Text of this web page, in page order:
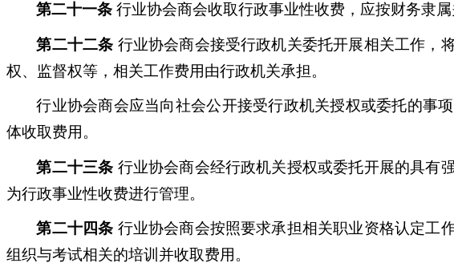
第二十一条 行业协会商会收取行政事业性收费，应按财务隶
第二十二条 行业协会商会接受行政机关委托开展相关工作，
权、监督权等，相关工作费用由行政机关承担。
行业协会商会应当向社会公开接受行政机关授权或委托的事
体收取费用。
第二十三条 行业协会商会经行政机关授权或委托开展的具有
为行政事业性收费进行管理。
第二十四条 行业协会商会按照要求承担相关职业资格认定工
组织与考试相关的培训并收取费用。